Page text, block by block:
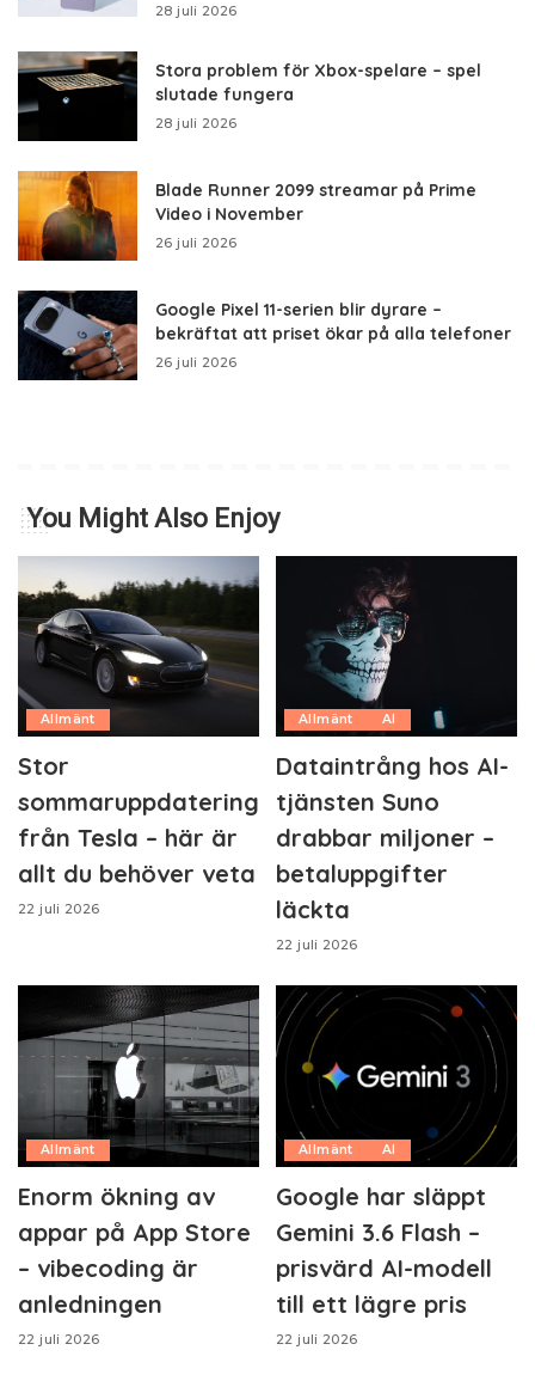
28 juli 2026
Stora problem för Xbox-spelare – spel
slutade fungera
28 juli 2026
Blade Runner 2099 streamar på Prime
Video i November
26 juli 2026
Google Pixel 11-serien blir dyrare –
bekräftat att priset ökar på alla telefoner
26 juli 2026
You Might Also Enjoy
Allmänt
Stor
sommaruppdatering
från Tesla – här är
allt du behöver veta
22 juli 2026
Allmänt AI
Dataintrång hos AI-
tjänsten Suno
drabbar miljoner –
betaluppgifter
läckta
22 juli 2026
Allmänt
Enorm ökning av
appar på App Store
– vibecoding är
anledningen
22 juli 2026
Allmänt AI
Google har släppt
Gemini 3.6 Flash –
prisvärd AI-modell
till ett lägre pris
22 juli 2026